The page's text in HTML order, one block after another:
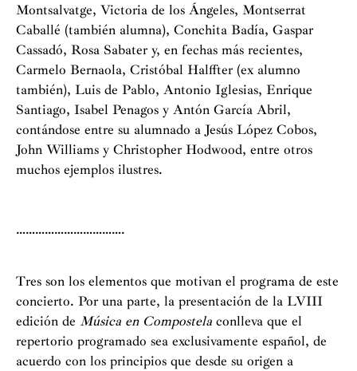
Montsalvatge, Victoria de los Ángeles, Montserrat
Caballé (también alumna), Conchita Badía, Gaspar
Cassadó, Rosa Sabater y, en fechas más recientes,
Carmelo Bernaola, Cristóbal Halffter (ex alumno
también), Luis de Pablo, Antonio Iglesias, Enrique
Santiago, Isabel Penagos y Antón García Abril,
contándose entre su alumnado a Jesús López Cobos,
John Williams y Christopher Hodwood, entre otros
muchos ejemplos ilustres.
…………………………….
Tres son los elementos que motivan el programa de este
concierto. Por una parte, la presentación de la LVIII
edición de Música en Compostela conlleva que el
repertorio programado sea exclusivamente español, de
acuerdo con los principios que desde su origen a